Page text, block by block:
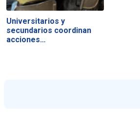
Universitarios y
secundarios coordinan
acciones…